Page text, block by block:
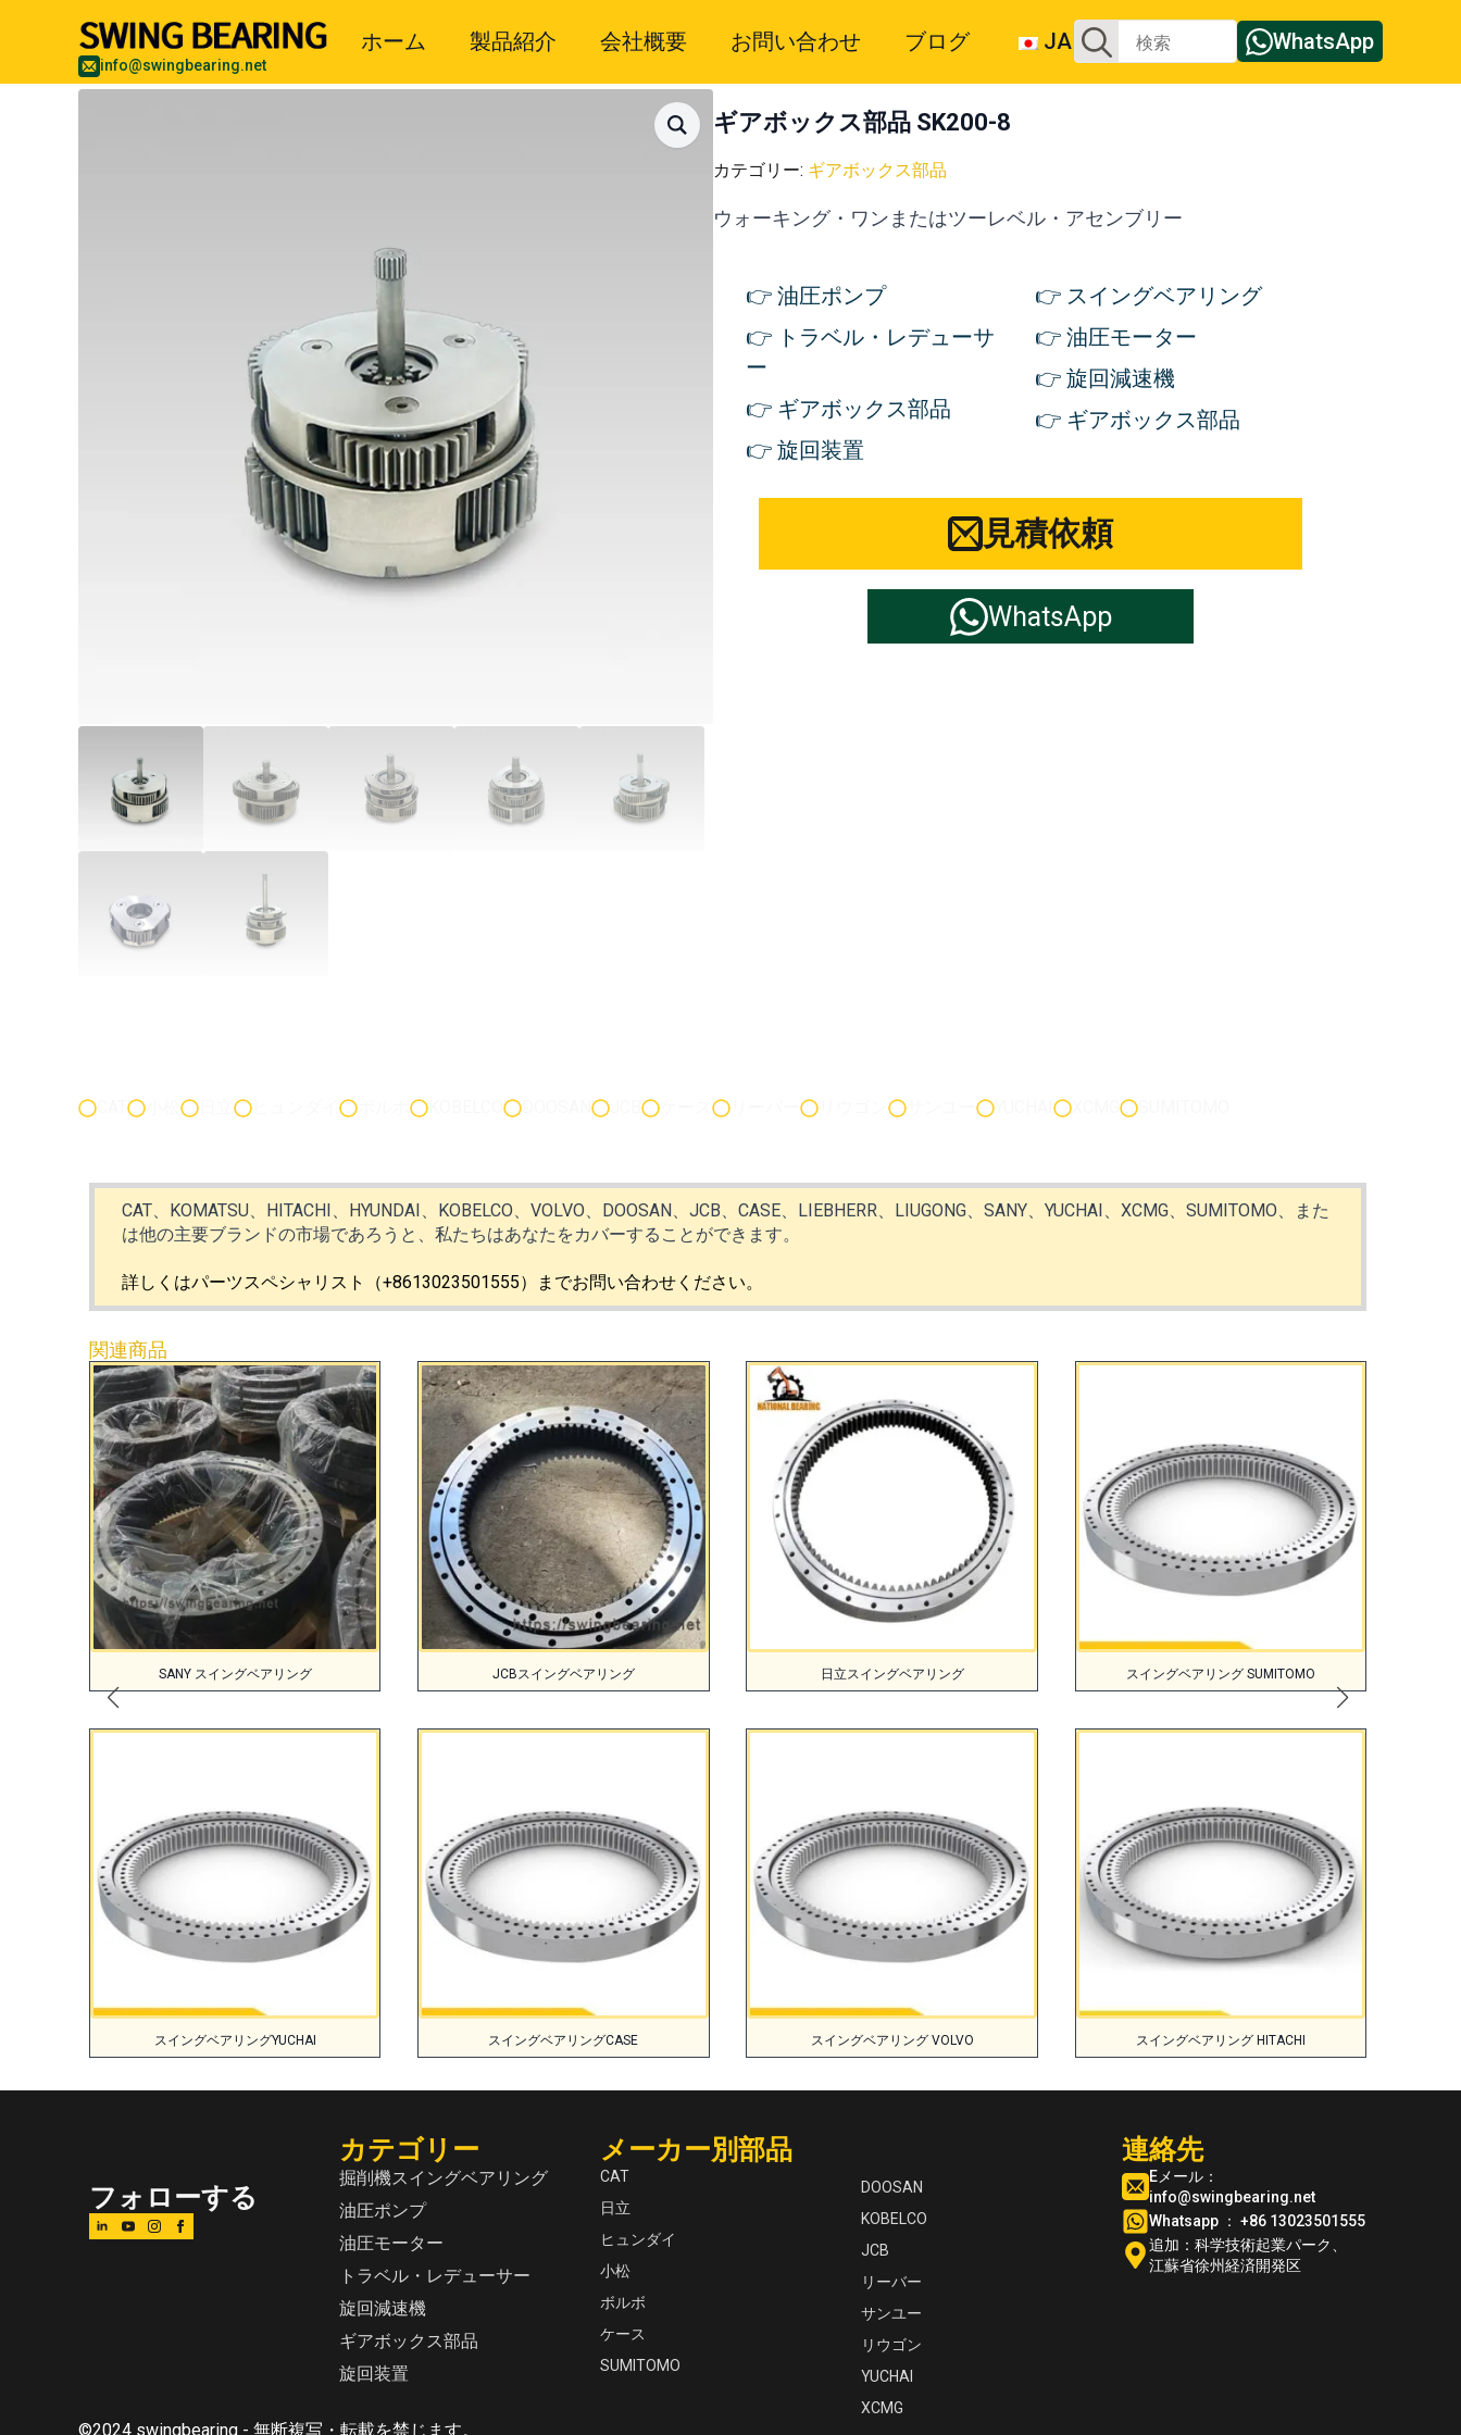
info@swingbearing.net
ホーム 製品紹介 会社概要 お問い合わせ ブログ JA 検
索
す
WhatsApp
ギアボックス部品 SK200-8
カテゴリー: ギアボックス部品
ウォーキング・ワンまたはツーレベル・アセンブリー
油圧ポンプ
トラベル・レデューサ
ー
ギアボックス部品
旋回装置
スイングベアリング
油圧モーター
旋回減速機
ギアボックス部品
見積依頼
WhatsApp
CAT、KOMATSU、HITACHI、HYUNDAI、KOBELCO、VOLVO、DOOSAN、JCB、CASE、LIEBHERR、LIUGONG、SANY、YUCHAI、XCMG、SUMITOMO、また
は他の主要ブランドの市場であろうと、私たちはあなたをカバーすることができます。
詳しくはパーツスペシャリスト（+8613023501555）までお問い合わせください。
関連商品
SANY スイングベアリング JCBスイングベアリング 日立スイングベアリング スイングベアリング SUMITOMO
スイングベアリングYUCHAI スイングベアリングCASE スイングベアリング VOLVO スイングベアリング HITACHI
フォローする
カテゴリー
掘削機スイングベアリング
油圧ポンプ
油圧モーター
トラベル・レデューサー
旋回減速機
ギアボックス部品
旋回装置
メーカー別部品
CAT
日立
ヒュンダイ
小松
ボルボ
ケース
SUMITOMO
DOOSAN
KOBELCO
JCB
リーバー
サンユー
リウゴン
YUCHAI
XCMG
連絡先
Eメール：
info@swingbearing.net
Whatsapp ： +86 13023501555
追加：科学技術起業パーク、
江蘇省徐州経済開発区
©2024 swingbearing - 無断複写・転載を禁じます。